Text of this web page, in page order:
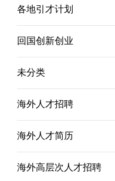
各地引才计划
回国创新创业
未分类
海外人才招聘
海外人才简历
海外高层次人才招聘